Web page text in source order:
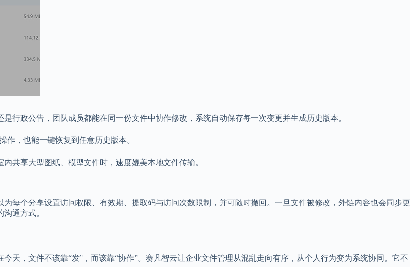
行政公告，团队成员都能在同一份文件中协作修改，系统自动保存每一次变更并生成历史版本。
作，也能一键恢复到任意历史版本。
共享大型图纸、模型文件时，速度媲美本地文件传输。
每个分享设置访问权限、有效期、提取码与访问次数限制，并可随时撤回。一旦文件被修改，外链内容也会同步更
通方式。
天，文件不该靠“发”，而该靠“协作”。赛凡智云让企业文件管理从混乱走向有序，从个人行为变为系统协同。它不